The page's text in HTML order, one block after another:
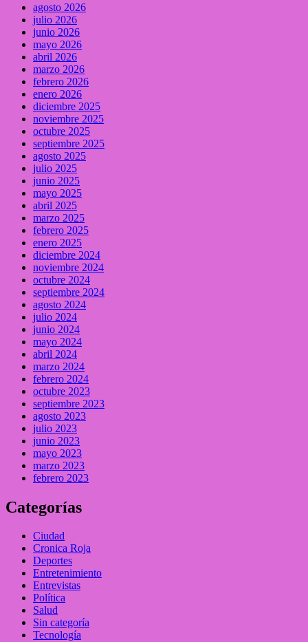
agosto 2026
julio 2026
junio 2026
mayo 2026
abril 2026
marzo 2026
febrero 2026
enero 2026
diciembre 2025
noviembre 2025
octubre 2025
septiembre 2025
agosto 2025
julio 2025
junio 2025
mayo 2025
abril 2025
marzo 2025
febrero 2025
enero 2025
diciembre 2024
noviembre 2024
octubre 2024
septiembre 2024
agosto 2024
julio 2024
junio 2024
mayo 2024
abril 2024
marzo 2024
febrero 2024
octubre 2023
septiembre 2023
agosto 2023
julio 2023
junio 2023
mayo 2023
marzo 2023
febrero 2023
Categorías
Ciudad
Cronica Roja
Deportes
Entretenimiento
Entrevistas
Política
Salud
Sin categoría
Tecnología